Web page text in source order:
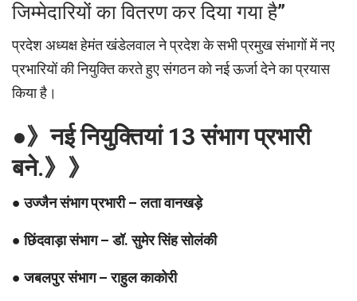
जिम्मेदारियों का वितरण कर दिया गया है”
प्रदेश अध्यक्ष हेमंत खंडेलवाल ने प्रदेश के सभी प्रमुख संभागों में नए
प्रभारियों की नियुक्ति करते हुए संगठन को नई ऊर्जा देने का प्रयास
किया है।
●》नई नियुक्तियां 13 संभाग प्रभारी
बने.》》
●उज्जैन संभाग प्रभारी – लता वानखड़े
●छिंदवाड़ा संभाग – डॉ. सुमेर सिंह सोलंकी
●जबलपुर संभाग – राहुल काकोरी